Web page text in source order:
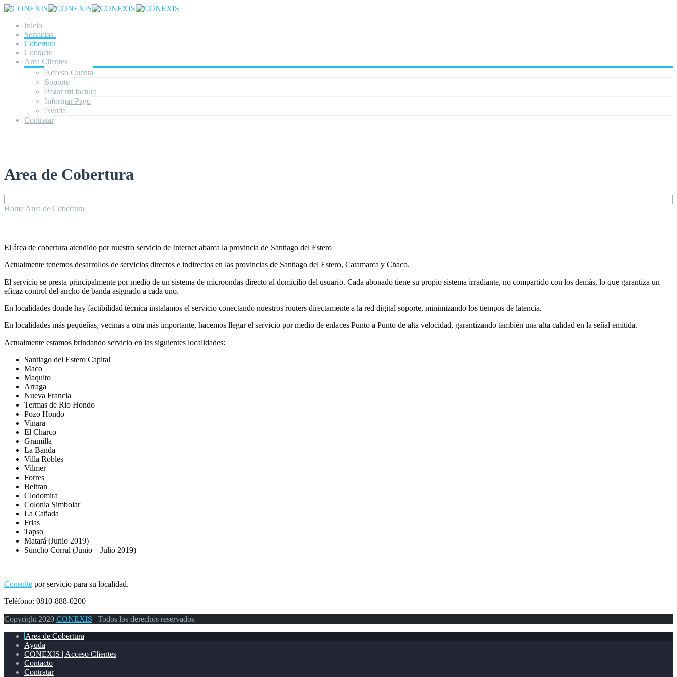
Inicio
Servicios
Cobertura
Contacto
Area Clientes
Acceso Cuenta
Soporte
Pagar mi factura
Informar Pago
Ayuda
Contratar
Area de Cobertura
Home Area de Cobertura
El área de cobertura atendido por nuestro servicio de Internet abarca la provincia de Santiago del Estero
Actualmente tenemos desarrollos de servicios directos e indirectos en las provincias de Santiago del Estero, Catamarca y Chaco.
El servicio se presta principalmente por medio de un sistema de microondas directo al domicilio del usuario. Cada abonado tiene su propio sistema irradiante, no compartido con los demás, lo que garantiza un
eficaz control del ancho de banda asignado a cada uno.
En localidades donde hay factibilidad técnica instalamos el servicio conectando nuestros routers directamente a la red digital soporte, minimizando los tiempos de latencia.
En localidades más pequeñas, vecinas a otra más importante, hacemos llegar el servicio por medio de enlaces Punto a Punto de alta velocidad, garantizando también una alta calidad en la señal emitida.
Actualmente estamos brindando servicio en las siguientes localidades:
Santiago del Estero Capital
Maco
Maquito
Arraga
Nueva Francia
Termas de Rio Hondo
Pozo Hondo
Vinara
El Charco
Gramilla
La Banda
Villa Robles
Vilmer
Forres
Beltran
Clodomira
Colonia Simbolar
La Cañada
Frias
Tapso
Matará (Junio 2019)
Suncho Corral (Junio – Julio 2019)
Consulte por servicio para su localidad.
Teléfono: 0810-888-0200
Copyright 2020 CONEXIS | Todos los derechos reservados
Area de Cobertura
Ayuda
CONEXIS | Acceso Clientes
Contacto
Contratar